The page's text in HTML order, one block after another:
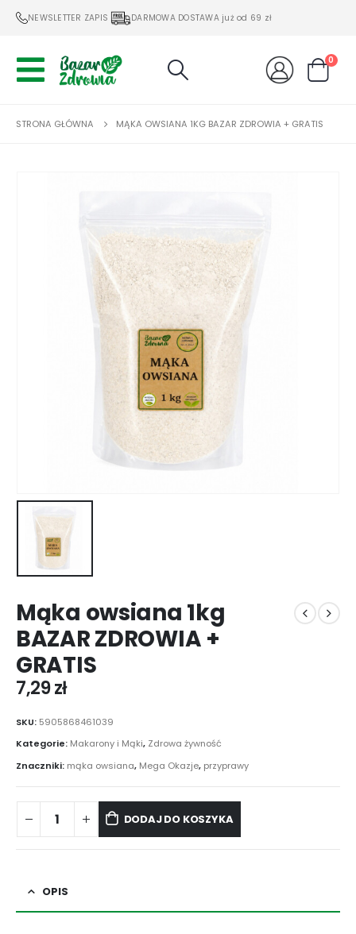
NEWSLETTER ZAPIS DARMOWA DOSTAWA już od 69 zł
0
STRONA GŁÓWNA MĄKA OWSIANA 1KG BAZAR ZDROWIA + GRATIS
Mąka owsiana 1kg
BAZAR ZDROWIA +
GRATIS
7,29zł
SKU: 5905868461039
Kategorie: Makarony i Mąki, Zdrowa żywność
Znaczniki: mąka owsiana, Mega Okazje, przyprawy
DODAJ DO KOSZYKA
OPIS